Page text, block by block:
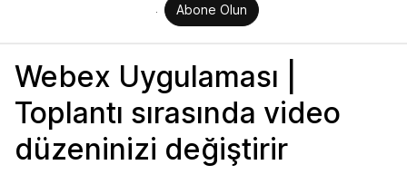
Abone Olun
Webex Uygulaması |
Toplantı sırasında video
düzeninizi değiştirir